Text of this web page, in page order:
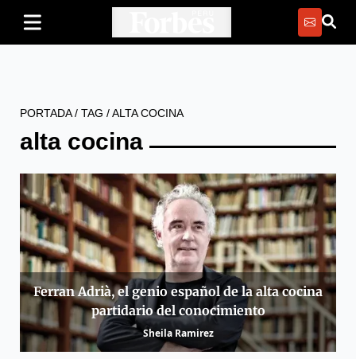
PORTADA/ TAG /ALTA COCINA
alta cocina
Ferran Adrià, el genio español de la alta cocina
partidario del conocimiento
Sheila Ramirez